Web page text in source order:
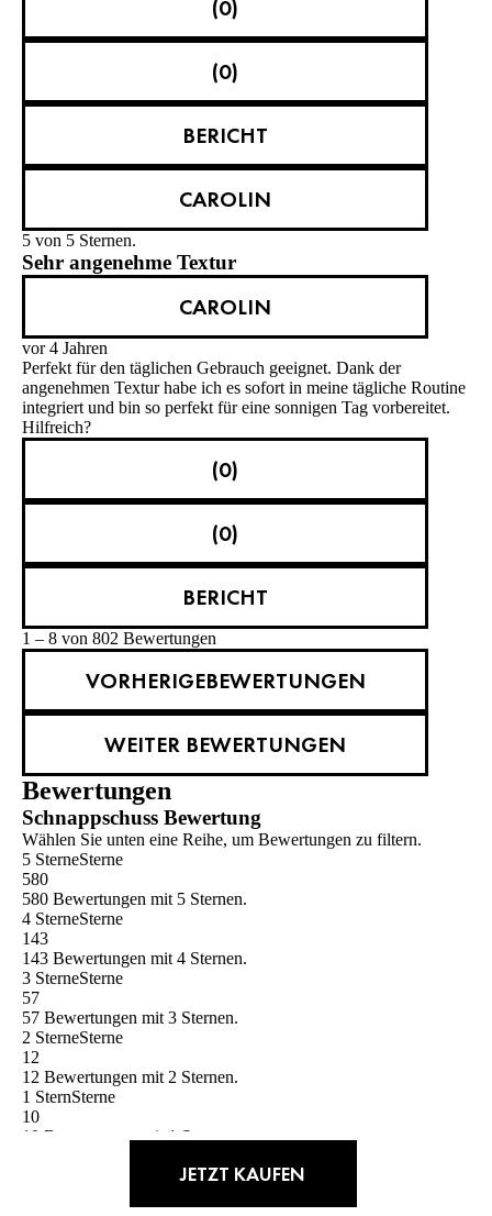
(0)
(0)
BERICHT
CAROLIN
5 von 5 Sternen.
Sehr angenehme Textur
CAROLIN
vor 4 Jahren
Perfekt für den täglichen Gebrauch geeignet. Dank der
angenehmen Textur habe ich es sofort in meine tägliche Routine
integriert und bin so perfekt für eine sonnigen Tag vorbereitet.
Hilfreich?
(0)
(0)
BERICHT
1 – 8 von 802 Bewertungen
VORHERIGEBEWERTUNGEN
WEITER BEWERTUNGEN
Bewertungen
Schnappschuss Bewertung
Wählen Sie unten eine Reihe, um Bewertungen zu filtern.
5 SterneSterne
580
580 Bewertungen mit 5 Sternen.
4 SterneSterne
143
143 Bewertungen mit 4 Sternen.
3 SterneSterne
57
57 Bewertungen mit 3 Sternen.
2 SterneSterne
12
12 Bewertungen mit 2 Sternen.
1 SternSterne
10
10 Bewertungen mit 1 Stern.
JETZT KAUFEN